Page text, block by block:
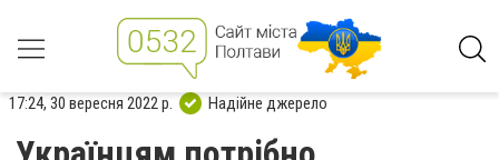
17:24, 30 вересня 2022 р. Надійне джерело